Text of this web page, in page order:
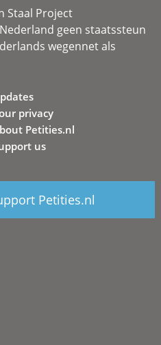
Staal Project
geen staatssteun
wegennet als
privacy
Petities.nl
us
Petities.nl